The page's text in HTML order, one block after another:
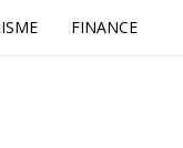
FINANCE